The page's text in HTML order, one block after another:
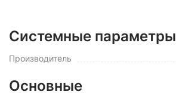
Системные параметры
Производитель
Основные